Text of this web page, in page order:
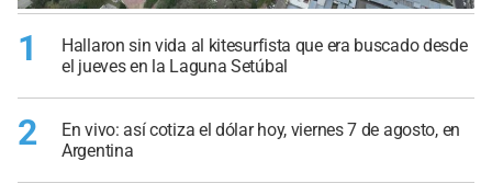
1
Hallaron sin vida al kitesurfista que era buscado desde
el jueves en la Laguna Setúbal
2
En vivo: así cotiza el dólar hoy, viernes 7 de agosto, en
Argentina